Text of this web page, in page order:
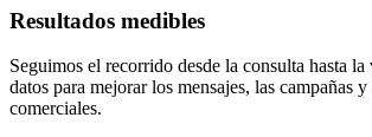
Resultados medibles
Seguimos el recorrido desde la consulta hasta la
datos para mejorar los mensajes, las campañas
comerciales.